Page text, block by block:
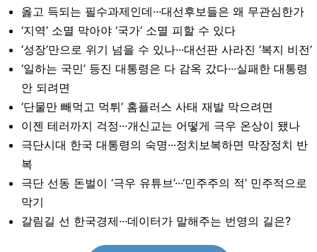
옳고 득되는 필수과제인데···대선후보들은 왜 무관심한가
‘지역’ 소멸 막아야 ‘국가’ 소멸 피할 수 있다
‘성장’만으로 위기 넘을 수 있나···대선판 사라진 ‘복지 비전’
‘일하는 국민’ 등진 대통령은 다 감옥 갔다···실패한 대통령
안 되려면
‘단물만 빼먹고 먹튀’ 홈플러스 사태 재발 막으려면
이젠 테러까지 걱정···개신교는 어떻게 극우 온상이 됐나
극단시대 한국 대통령의 숙명···정치보복하면 막장정치 반
복
극단 선동 돈벌이 ‘극우 유튜브’···‘민주주의 적’ 민주적으로
막기
갈림길 선 한국경제···데이터가 말해주는 번영의 길은?